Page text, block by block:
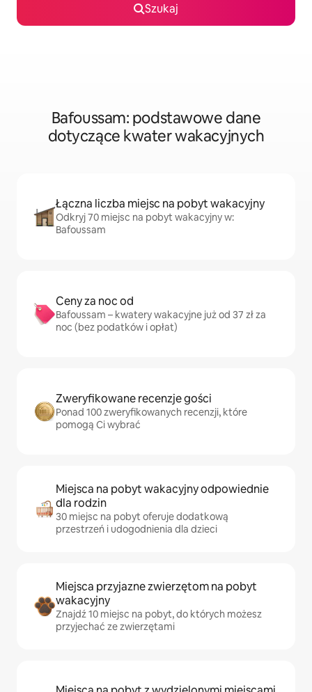
Szukaj
Bafoussam: podstawowe dane
dotyczące kwater wakacyjnych
Łączna liczba miejsc na pobyt wakacyjny
Odkryj 70 miejsc na pobyt wakacyjny w:
Bafoussam
Ceny za noc od
Bafoussam – kwatery wakacyjne już od 37 zł za
noc (bez podatków i opłat)
Zweryfikowane recenzje gości
Ponad 100 zweryfikowanych recenzji, które
pomogą Ci wybrać
Miejsca na pobyt wakacyjny odpowiednie
dla rodzin
30 miejsc na pobyt oferuje dodatkową
przestrzeń i udogodnienia dla dzieci
Miejsca przyjazne zwierzętom na pobyt
wakacyjny
Znajdź 10 miejsc na pobyt, do których możesz
przyjechać ze zwierzętami